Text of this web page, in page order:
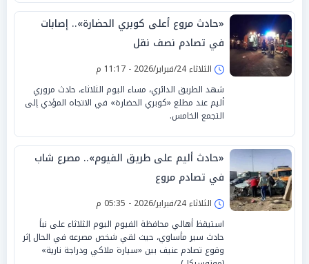
«حادث مروع أعلى كوبري الحضارة».. إصابات
في تصادم نصف نقل
الثلاثاء 24/فبراير/2026 - 11:17 م
شهد الطريق الدائري، مساء اليوم الثلاثاء، حادث مروري
أليم عند مطلع «كوبري الحضارة» في الاتجاه المؤدي إلى
التجمع الخامس.
«حادث أليم على طريق الفيوم».. مصرع شاب
في تصادم مروع
الثلاثاء 24/فبراير/2026 - 05:35 م
استيقظ أهالي محافظة الفيوم اليوم الثلاثاء على نبأ
حادث سير مأساوي، حيث لقي شخص مصرعه في الحال إثر
وقوع تصادم عنيف بين «سيارة ملاكي ودراجة نارية»